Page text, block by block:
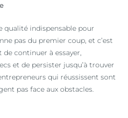
qualité indispensable pour
pas du premier coup, et c’est
continuer à essayer,
et de persister jusqu’à trouver
qui réussissent sont
pas face aux obstacles.